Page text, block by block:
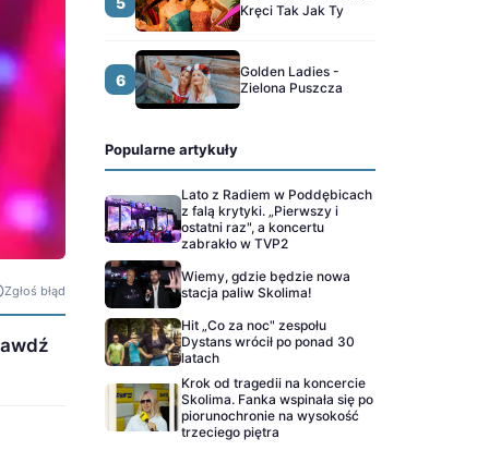
Zgłoś błąd
Kręci Tak Jak Ty
6
Golden Ladies -
Zielona Puszcza
Popularne artykuły
Lato z Radiem w Poddębicach
z falą krytyki. „Pierwszy i
ostatni raz", a koncertu
zabrakło w TVP2
Wiemy, gdzie będzie nowa
stacja paliw Skolima!
Hit „Co za noc" zespołu
Dystans wrócił po ponad 30
latach
Krok od tragedii na koncercie
Skolima. Fanka wspinała się po
piorunochronie na wysokość
trzeciego piętra